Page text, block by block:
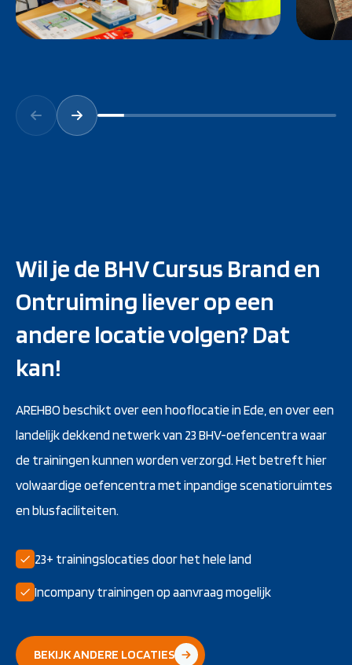
Wil je de BHV Cursus Brand en
Ontruiming liever op een
andere locatie volgen? Dat
kan!
AREHBO beschikt over een hooflocatie in Ede, en over een
landelijk dekkend netwerk van 23 BHV-oefencentra waar
de trainingen kunnen worden verzorgd. Het betreft hier
volwaardige oefencentra met inpandige scenatioruimtes
en blusfaciliteiten.
23+ trainingslocaties door het hele land
Incompany trainingen op aanvraag mogelijk
BEKIJK ANDERE LOCATIES